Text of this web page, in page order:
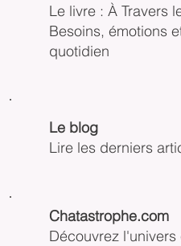
Le livre : À Travers
Besoins, émotions
quotidien
Le blog
Lire les derniers
Chatastrophe.com
Découvrez